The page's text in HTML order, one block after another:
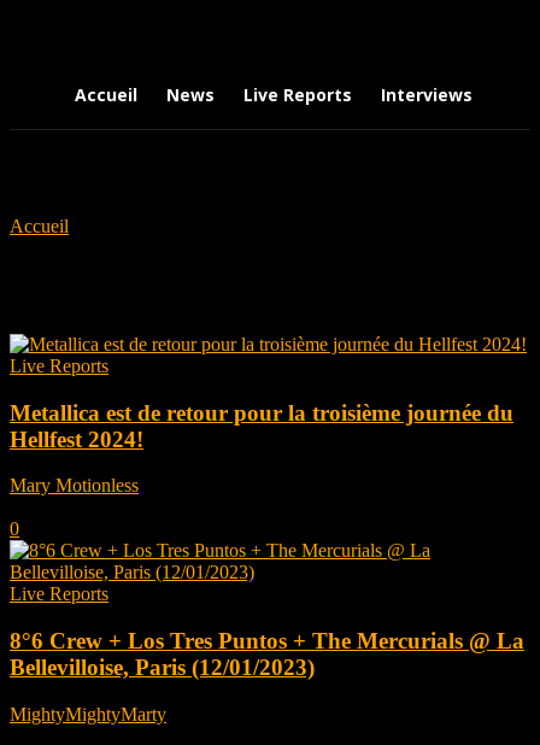
Accueil News Live Reports Interviews
Accueil
Live Reports
Metallica est de retour pour la troisième journée du
Hellfest 2024!
Mary Motionless
0
Live Reports
8°6 Crew + Los Tres Puntos + The Mercurials @ La
Bellevilloise, Paris (12/01/2023)
MightyMightyMarty